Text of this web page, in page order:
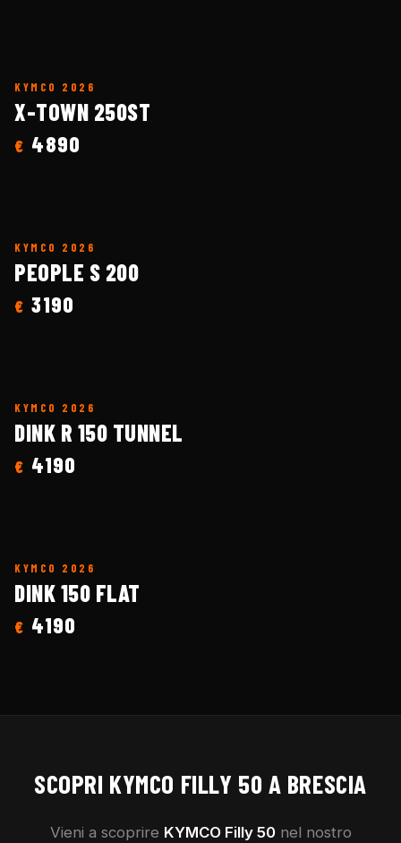
KYMCO 2026
X-TOWN 250ST
€ 4890
KYMCO 2026
PEOPLE S 200
€ 3190
KYMCO 2026
DINK R 150 TUNNEL
€ 4190
KYMCO 2026
DINK 150 FLAT
€ 4190
SCOPRI KYMCO FILLY 50 A BRESCIA
Vieni a scoprire KYMCO Filly 50nel nostro